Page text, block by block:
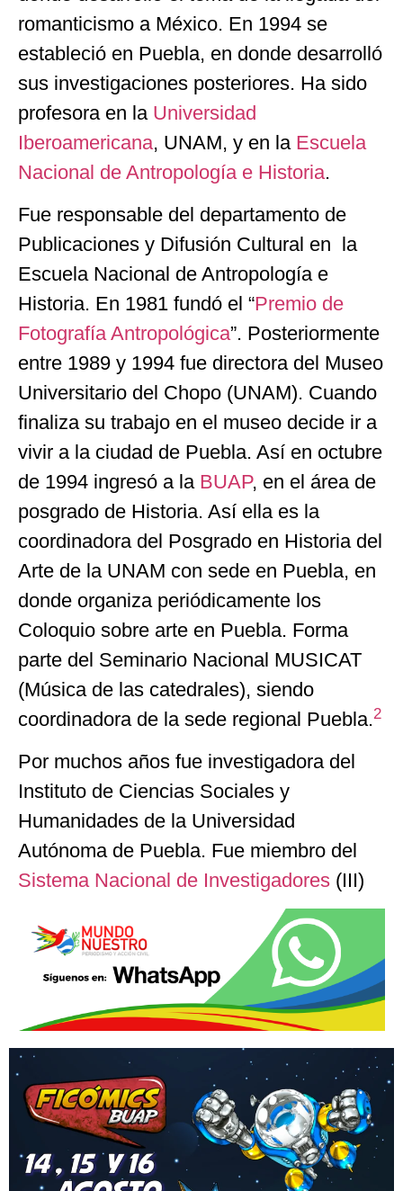
romanticismo a México. En 1994 se
estableció en Puebla, en donde desarrolló
sus investigaciones posteriores. Ha sido
profesora en la Universidad
Iberoamericana, UNAM, y en la Escuela
Nacional de Antropología e Historia.
Fue responsable del departamento de
Publicaciones y Difusión Cultural en la
Escuela Nacional de Antropología e
Historia. En 1981 fundó el “Premio de
Fotografía Antropológica”. Posteriormente
entre 1989 y 1994 fue directora del Museo
Universitario del Chopo (UNAM). Cuando
finaliza su trabajo en el museo decide ir a
vivir a la ciudad de Puebla. Así en octubre
de 1994 ingresó a la BUAP, en el área de
posgrado de Historia. Así ella es la
coordinadora del Posgrado en Historia del
Arte de la UNAM con sede en Puebla, en
donde organiza periódicamente los
Coloquio sobre arte en Puebla. Forma
parte del Seminario Nacional MUSICAT
(Música de las catedrales), siendo
coordinadora de la sede regional Puebla.2
Por muchos años fue investigadora del
Instituto de Ciencias Sociales y
Humanidades de la Universidad
Autónoma de Puebla. Fue miembro del
Sistema Nacional de Investigadores (III)